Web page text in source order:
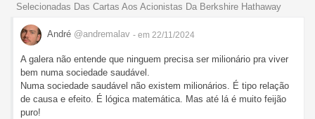
Selecionadas Das Cartas Aos Acionistas Da Berkshire Hathaway
André @andremalav - em 22/11/2024
A galera não entende que ninguem precisa ser milionário pra viver
bem numa sociedade saudável.
Numa sociedade saudável não existem milionários. É tipo relação
de causa e efeito. É lógica matemática. Mas até lá é muito feijão
puro!